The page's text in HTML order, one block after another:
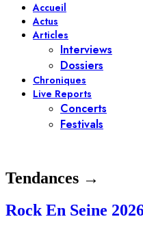
Accueil
Actus
Articles
Interviews
Dossiers
Chroniques
Live Reports
Concerts
Festivals
Tendances →
Rock En Seine